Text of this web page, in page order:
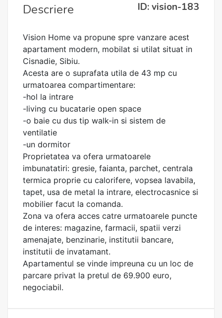
Descriere ID: vision-183
Vision Home va propune spre vanzare acest
apartament modern, mobilat si utilat situat in
Cisnadie, Sibiu.
Acesta are o suprafata utila de 43 mp cu
urmatoarea compartimentare:
-hol la intrare
-living cu bucatarie open space
-o baie cu dus tip walk-in si sistem de
ventilatie
-un dormitor
Proprietatea va ofera urmatoarele
imbunatatiri: gresie, faianta, parchet, centrala
termica proprie cu calorifere, vopsea lavabila,
tapet, usa de metal la intrare, electrocasnice si
mobilier facut la comanda.
Zona va ofera acces catre urmatoarele puncte
de interes: magazine, farmacii, spatii verzi
amenajate, benzinarie, institutii bancare,
institutii de invatamant.
Apartamentul se vinde impreuna cu un loc de
parcare privat la pretul de 69.900 euro,
negociabil.